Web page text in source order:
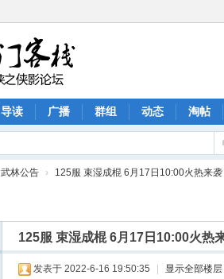
导读 广播 群组 动态 淘帖
武林公告 › 125服 束湿成棍 6月17日10:00火热来袭
125服 束湿成棍 6月17日10:00火热
发表于 2022-6-16 19:50:35 显示全部楼层